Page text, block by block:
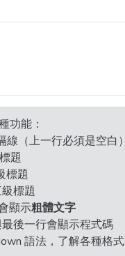
功能：
（上一行必須是空白）
題
標題
標題
顯示粗體文字
後一行會顯示程式碼
語法，了解各種格式